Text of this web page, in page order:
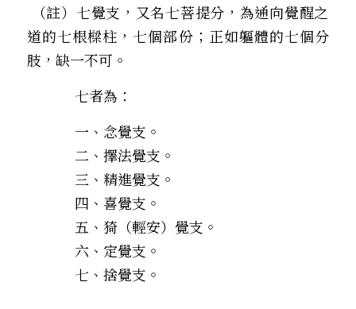
道的七根樑柱，七個部份；正如軀體的七個分
肢，缺一不可。
七者為：
            一、念覺支。
            二、擇法覺支。
            三、精進覺支。
            四、喜覺支。
            五、猗（輕安）覺支。
            六、定覺支。
            七、捨覺支。